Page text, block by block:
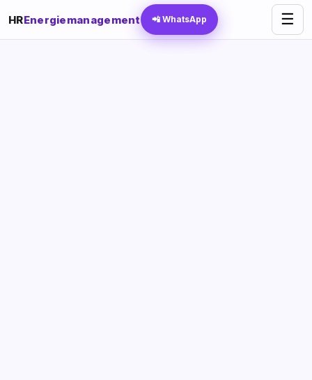
HREnergiemanagement 📲 WhatsApp ☰